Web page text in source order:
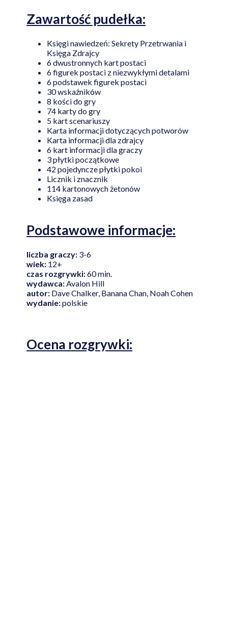
Zawartość pudełka:
Księgi nawiedzeń: Sekrety Przetrwania i
Księga Zdrajcy
6 dwustronnych kart postaci
6 figurek postaci z niezwykłymi detalami
6 podstawek figurek postaci
30 wskaźników
8 kości do gry
74 karty do gry
5 kart scenariuszy
Karta informacji dotyczących potworów
Karta informacji dla zdrajcy
6 kart informacji dla graczy
3 płytki początkowe
42 pojedyncze płytki pokoi
Licznik i znacznik
114 kartonowych żetonów
Księga zasad
Podstawowe informacje:
liczba graczy: 3-6
wiek: 12+
czas rozgrywki:60 min.
wydawca: Avalon Hill
autor: Dave Chalker, Banana Chan, Noah Cohen
wydanie:polskie
Ocena rozgrywki: